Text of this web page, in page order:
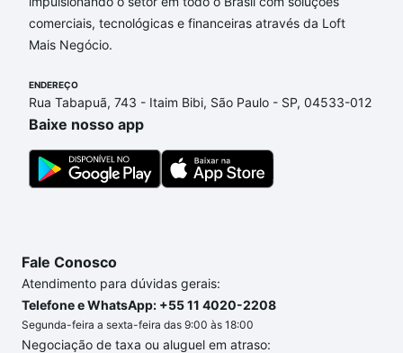
adequar ao seu orçamento. Se ainda tem alguma
dúvida dos custos envolvidos no processo de
um apartamento
o imóvel dos seus sonhos com segurança e
conforto. Loft, com você até as chaves.
comerciais, tecnológicas e financeiras através da Loft
Mais Negócio.
ENDEREÇO
Rua Tabapuã, 743 - Itaim Bibi, São Paulo - SP, 04533-012
Baixe nosso app
Fale Conosco
Atendimento para dúvidas gerais:
Telefone e WhatsApp: +55 11 4020-2208
Segunda-feira a sexta-feira das 9:00 às 18:00
Negociação de taxa ou aluguel em atraso: